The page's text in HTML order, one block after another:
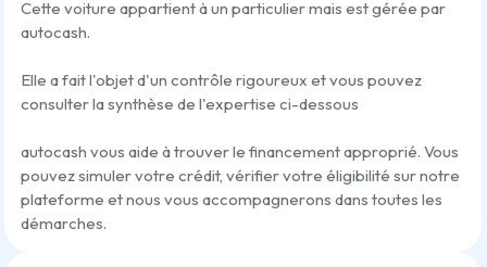
Cette voiture appartient à un particulier mais est gérée par
autocash.
Elle a fait l'objet d'un contrôle rigoureux et vous pouvez
consulter la synthèse de l'expertise ci-dessous
autocash vous aide à trouver le financement approprié. Vous
pouvez simuler votre crédit, vérifier votre éligibilité sur notre
plateforme et nous vous accompagnerons dans toutes les
démarches.